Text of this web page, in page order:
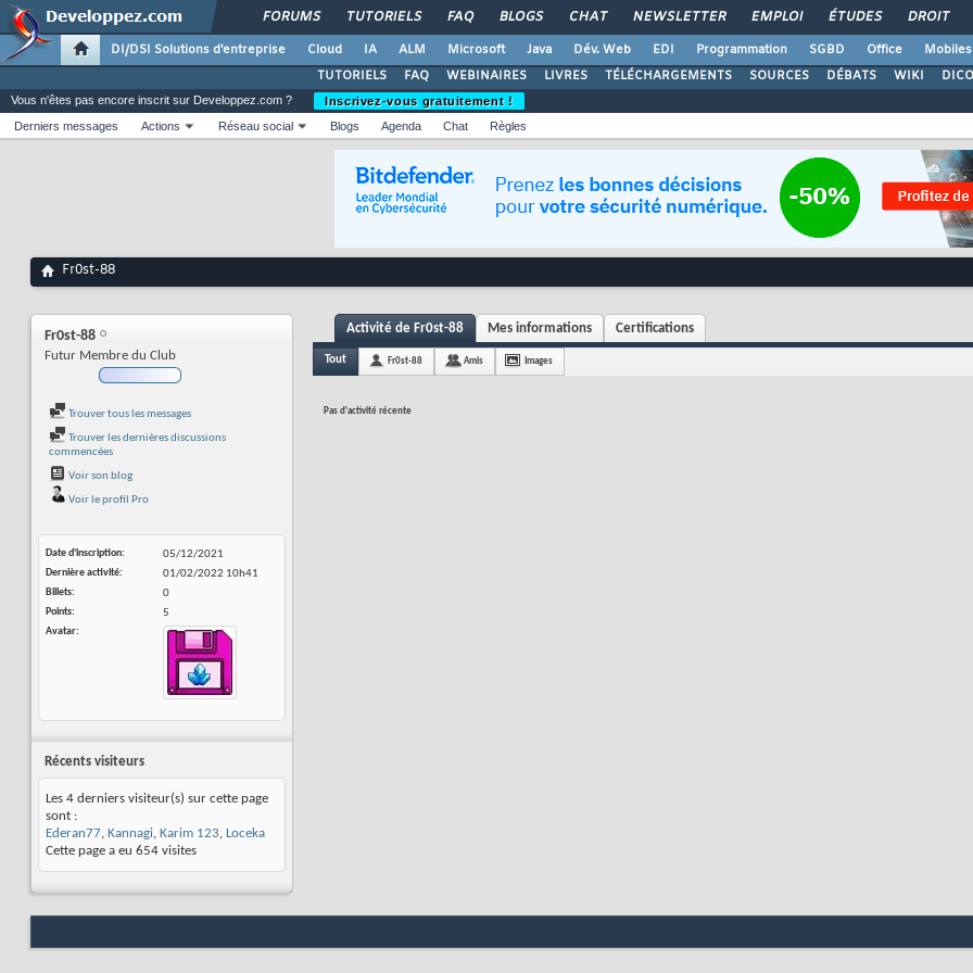
FORUMS TUTORIELS FAQ BLOGS CHAT NEWSLETTER EMPLOI ÉTUDES DROIT
DI/DSI Solutions d'entreprise Cloud IA ALM Microsoft Java Dév. Web EDI Programmation SGBD Office Mobiles
TUTORIELS
FAQ WEBINAIRES LIVRES TÉLÉCHARGEMENTS SOURCES DÉBATS WIKI DICO
Vous n'êtes pas encore inscrit sur Developpez.com ?
Inscrivez-vous gratuitement !
Derniers messages
Actions Réseau social Blogs Agenda Chat Règles
Fr0st-88
Fr0st-88
Futur Membre du Club
Trouver tous les messages
Trouver les dernières discussions
commencées
Voir son blog
Voir le profil Pro
Date d'inscription
05/12/2021
Dernière activité
01/02/2022 10h41
Billets
0
Points
5
Avatar
Récents visiteurs
Les 4 derniers visiteur(s) sur cette page
sont :
Ederan77, Kannagi, Karim 123, Loceka
Cette page a eu 654 visites
Activité de Fr0st-88 Mes informations Certifications
Tout Fr0st-88 Amis Images
Pas d'activité récente